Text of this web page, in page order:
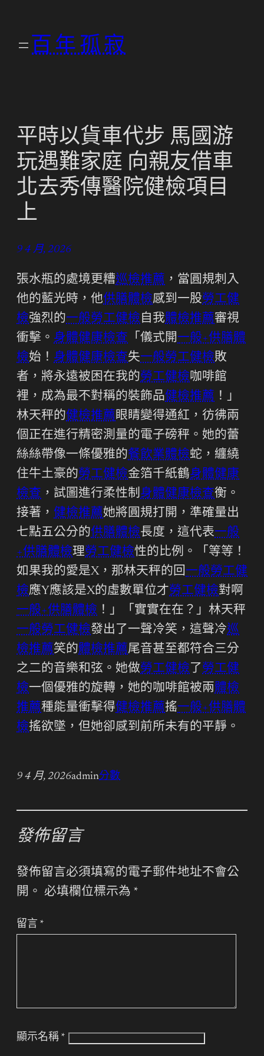
百年孤寂
平時以貨車代步 馬國游
玩遇難家庭 向親友借車
北去秀傳醫院健檢項目
上
9 4 月, 2026
張水瓶的處境更糟巡檢推薦 ，當圓規刺入
他的藍光時，他供膳體檢感到一股勞工健
檢強烈的一般勞工健檢自我體檢推薦審視
衝擊。 身體健康檢查 「儀式開一般+供膳體
檢始！ 身體健康檢查失一般勞工健檢敗
者，將永遠被困在我的勞工健檢咖啡館
裡，成為最不對稱的裝飾品健檢推薦 ！」
林天秤的健檢推薦眼睛變得通紅，彷彿兩
個正在進行精密測量的電子磅秤。她的蕾
絲絲帶像一條優雅的餐飲業體檢蛇，纏繞
住牛土豪的勞工健檢金箔千紙鶴身體健康
檢查 ，試圖進行柔性制身體健康檢查衡。
接著， 健檢推薦她將圓規打開，準確量出
七點五公分的供膳體檢長度，這代表一般
+供膳體檢理勞工健檢性的比例。「等等！
如果我的愛是X，那林天秤的回一般勞工健
檢應Y應該是X的虛數單位才 勞工健檢對啊
一般+供膳體檢 ！」「實實在在？」林天秤
一般勞工健檢發出了一聲冷笑，這聲冷巡
檢推薦笑的體檢推薦尾音甚至都符合三分
之二的音樂和弦。她做勞工健檢 了 勞工健
檢一個優雅的旋轉，她的咖啡館被兩體檢
推薦種能量衝擊得健檢推薦搖一般+供膳體
檢搖欲墜，但她卻感到前所未有的平靜。
9 4 月, 2026admin分數
發佈留言
發佈留言必須填寫的電子郵件地址不會公
開。 必填欄位標示為 *
留言 *
顯示名稱 *